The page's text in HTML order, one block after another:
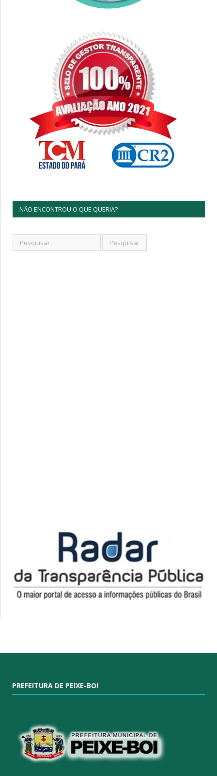
NÃO ENCONTROU O QUE QUERIA?
PREFEITURA DE PEIXE-BOI